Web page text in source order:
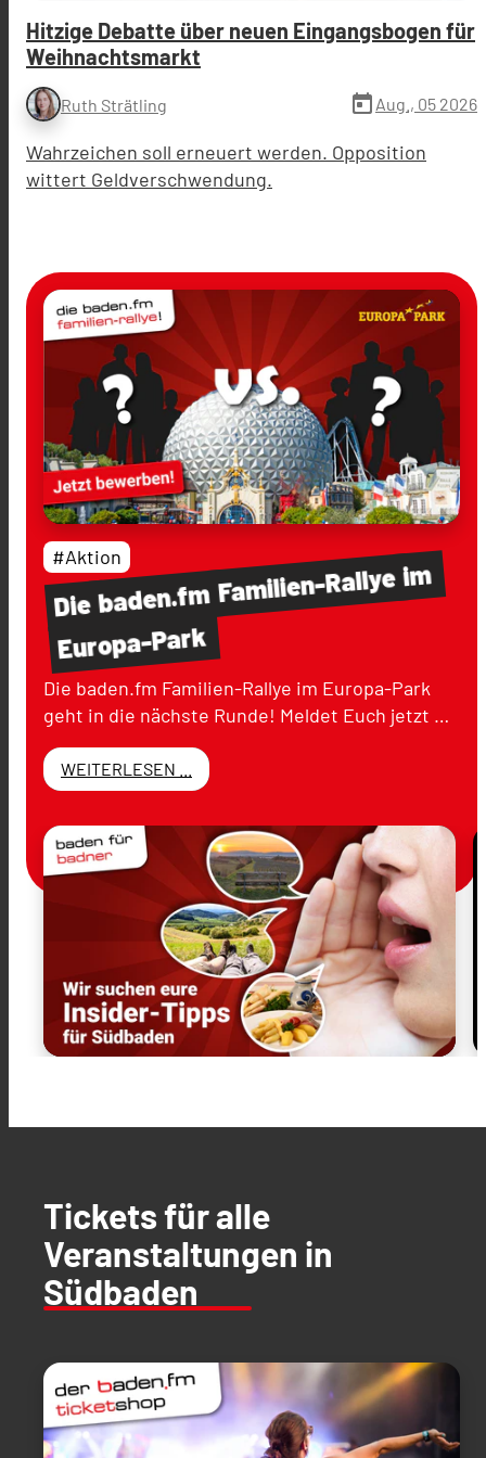
Hitzige Debatte über neuen Eingangsbogen für
Weihnachtsmarkt
Ruth Strätling today Aug., 05 2026
Wahrzeichen soll erneuert werden. Opposition
wittert Geldverschwendung.
Diebaden.fmFamilien-Rallyeim
Europa-Park
#Aktion
Die baden.fm Familien-Rallye im Europa-Park
geht in die nächste Runde! Meldet Euch jetzt …
WEITERLESEN ...
Tickets für alle
Veranstaltungen in
Südbaden